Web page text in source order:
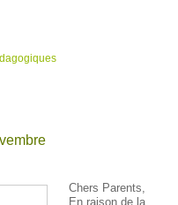
Chers Parents,